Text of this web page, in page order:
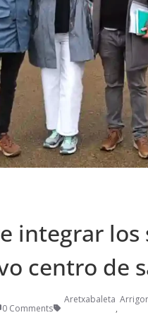
integrar los
centro de
0 Comments
Aretxabaleta
,